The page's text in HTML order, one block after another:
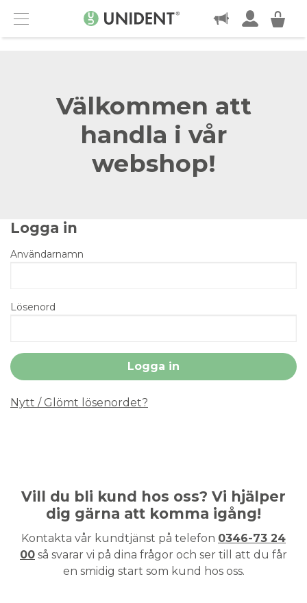
Menu
KONTAKT
Välkommen att
handla i vår
webshop!
Logga in
Användarnamn
Lösenord
Nytt / Glömt lösenordet?
Vill du bli kund hos oss? Vi hjälper
dig gärna att komma igång!
Kontakta vår kundtjänst på telefon 0346-73 24
00 så svarar vi på dina frågor och ser till att du får
en smidig start som kund hos oss.